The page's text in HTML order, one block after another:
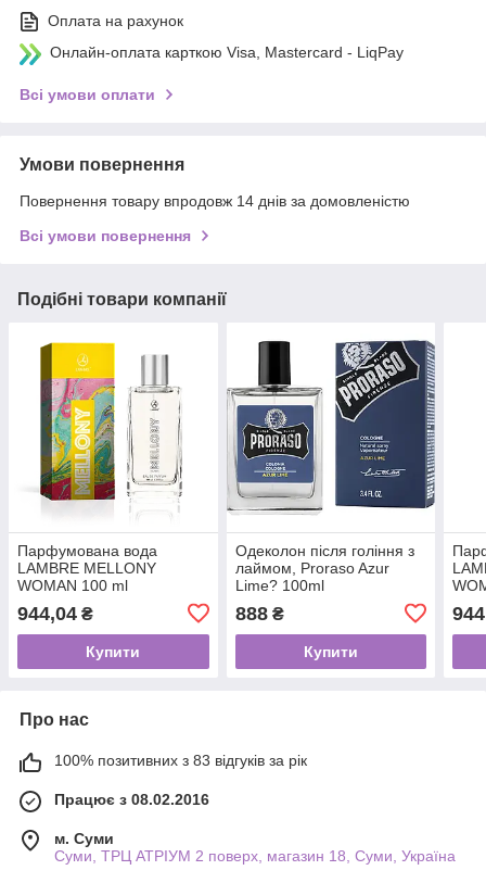
Оплата на рахунок
Онлайн-оплата карткою Visa, Mastercard - LiqPay
Всі умови оплати
Умови повернення
Повернення товару впродовж 14 днів за домовленістю
Всі умови повернення
Подібні товари компанії
Парфумована вода
LAMBRE MELLONY
WOMAN 100 ml
944,04 ₴
Купити
Одеколон після гоління з
лаймом, Proraso Azur
Lime? 100ml
888₴
Купити
Про нас
100% позитивних з 83 відгуків за рік
Працює з 08.02.2016
м. Суми
Суми, ТРЦ АТРІУМ 2 поверх, магазин 18, Суми, Україна